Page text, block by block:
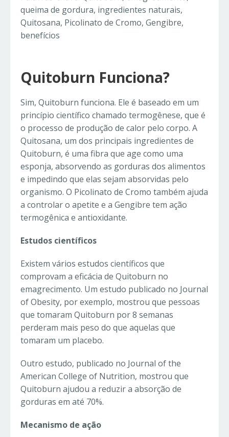
queima de gordura, ingredientes naturais,
Quitosana, Picolinato de Cromo, Gengibre,
benefícios
Quitoburn Funciona?
Sim, Quitoburn funciona. Ele é baseado em um
princípio científico chamado termogênese, que é
o processo de produção de calor pelo corpo. A
Quitosana, um dos principais ingredientes de
Quitoburn, é uma fibra que age como uma
esponja, absorvendo as gorduras dos alimentos
e impedindo que elas sejam absorvidas pelo
organismo. O Picolinato de Cromo também ajuda
a controlar o apetite e a Gengibre tem ação
termogênica e antioxidante.
Estudos científicos
Existem vários estudos científicos que
comprovam a eficácia de Quitoburn no
emagrecimento. Um estudo publicado no Journal
of Obesity, por exemplo, mostrou que pessoas
que tomaram Quitoburn por 8 semanas
perderam mais peso do que aquelas que
tomaram um placebo.
Outro estudo, publicado no Journal of the
American College of Nutrition, mostrou que
Quitoburn ajudou a reduzir a absorção de
gorduras em até 70%.
Mecanismo de ação